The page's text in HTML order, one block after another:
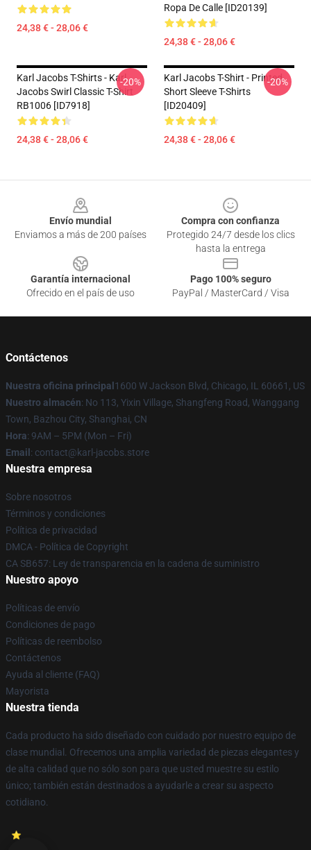
24,38 € - 28,06 €
Ropa De Calle [ID20139]
24,38 € - 28,06 €
Karl Jacobs T-Shirts - Karl
Jacobs Swirl Classic T-Shirt
RB1006 [ID7918]
24,38 € - 28,06 €
-20%
Karl Jacobs T-Shirt - Printed
Short Sleeve T-Shirts
[ID20409]
24,38 € - 28,06 €
-20%
Envío mundial
Enviamos a más de 200 países
Compra con confianza
Protegido 24/7 desde los clics
hasta la entrega
Garantía internacional
Ofrecido en el país de uso
Pago 100% seguro
PayPal / MasterCard / Visa
Contáctenos
Nuestra oficina principal 1600 W Jackson Blvd, Chicago, IL 60661, US
Nuestro almacén: No 113, Yixin Village, Shangfeng Road, Wanggang
Town, Bazhou City, Shanghai, CN
Hora: 9AM – 5PM (Mon – Fri)
Email : contact@karl-jacobs.store
Nuestra empresa
Sobre nosotros
Términos y condiciones
Política de privacidad
DMCA - Política de Copyright
CA SB657: Ley de transparencia en la cadena de suministro
Nuestro apoyo
Políticas de envío
Condiciones de pago
Políticas de reembolso
Contáctenos
Ayuda al cliente (FAQ)
Mayorista
Nuestra tienda
Cada producto ha sido diseñado con cuidado por nuestro equipo de
clase mundial. Ofrecemos una amplia variedad de piezas elegantes y
de alta calidad que no sólo son para que usted muestre su estilo
único; también están destinados a ayudarle a crear su aspecto
cotidiano.